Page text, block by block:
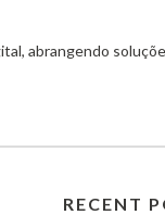
abrangendo
RECENT